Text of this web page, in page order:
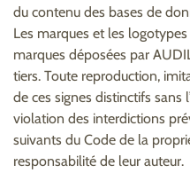
du contenu des bases de
Les marques et les
marques déposées par
tiers. Toute reproduction,
de ces signes distinctifs sans
violation des interdictions
suivants du Code de la
responsabilité de leur auteur.